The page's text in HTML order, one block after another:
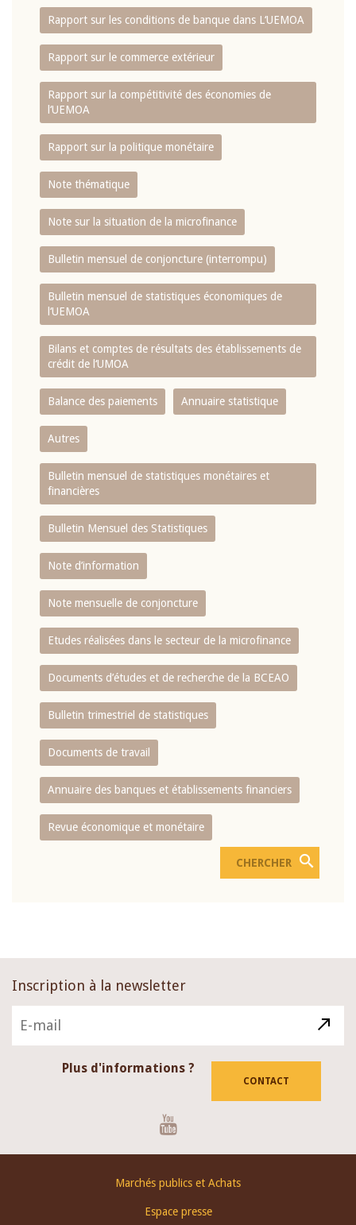
Rapport sur les conditions de banque dans L‘UEMOA
Rapport sur le commerce extérieur
Rapport sur la compétitivité des économies de
l‘UEMOA
Rapport sur la politique monétaire
Note thématique
Note sur la situation de la microfinance
Bulletin mensuel de conjoncture (interrompu)
Bulletin mensuel de statistiques économiques de
l‘UEMOA
Bilans et comptes de résultats des établissements de
crédit de l‘UMOA
Balance des paiements Annuaire statistique
Autres
Bulletin mensuel de statistiques monétaires et
financières
Bulletin Mensuel des Statistiques
Note d’information
Note mensuelle de conjoncture
Etudes réalisées dans le secteur de la microfinance
Documents d’études et de recherche de la BCEAO
Bulletin trimestriel de statistiques
Documents de travail
Annuaire des banques et établissements financiers
Revue économique et monétaire
Inscription à la newsletter
Plus d'informations ?
CONTACT
Marchés publics et Achats
Espace presse